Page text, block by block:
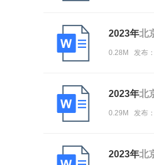
2023年北
0.28M 发布
2023年北
0.29M 发布
2023年北